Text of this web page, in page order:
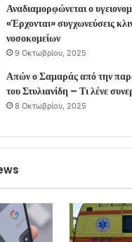
Αναδιαμορφώνεται ο
«Έρχονται» συγχωνεύσεις
νοσοκομείων
9 Οκτωβρίου, 2025
Απών ο Σαμαράς από την
του Στυλιανίδη – Τι λένε
8 Οκτωβρίου, 2025